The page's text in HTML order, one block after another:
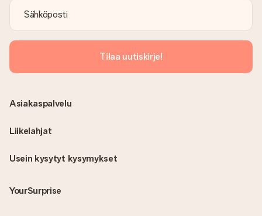
Tilaa uutiskirje!
Usein kysytyt kysymykset
YourSurprise
Asiakaspalvelu
Liikelahjat